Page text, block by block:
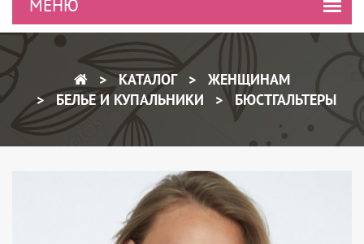
КАТАЛОГ
ЖЕНЩИНАМ
БЕЛЬЕ И КУПАЛЬНИКИ
БЮСТГАЛЬТЕРЫ